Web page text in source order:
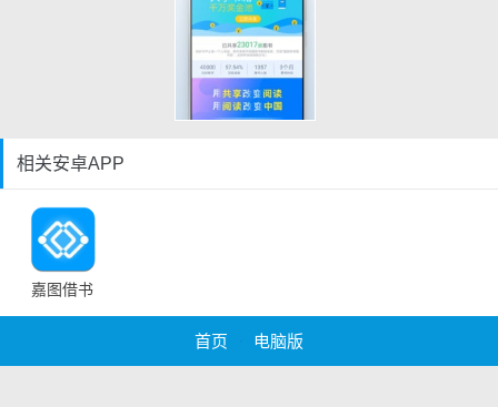
相关安卓APP
嘉图借书
首页 电脑版